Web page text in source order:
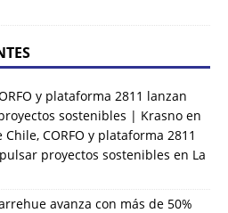
y plataforma 2811 lanzan
sostenibles | Krasno en
CORFO y plataforma 2811
proyectos sostenibles en La
avanza con más de 50%